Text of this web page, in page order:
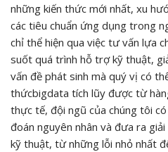
những kiến thức mới nhất, xu
các tiêu chuẩn ứng dụng trong
chỉ thể hiện qua việc tư vấn lựa
suốt quá trình hỗ trợ kỹ thuật,
vấn đề phát sinh mà quý vị có
thứcbigdata tích lũy được từ
thực tế, đội ngũ của chúng tôi có
đoán nguyên nhân và đưa ra
kỹ thuật, từ những lỗi nhỏ nhất